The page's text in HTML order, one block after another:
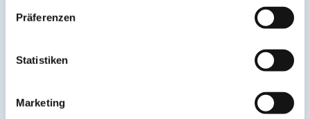
Präferenzen
Statistiken
Marketing
Löschung bzw. Sperrung Ihrer Daten verlangen. Die
Löschung bzw. Sperrung Ihrer Daten vor Abschluss der
entgegenstehen. Die vorgenannten Rechte können Sie
gegenüber Ostsee-Ferienwohnungen.de unentgeltlich
Kontaktmöglichkeiten geltend machen, außerdem steht
Ihnen ein Beschwerderecht bei einer Aufsichtsbehörde